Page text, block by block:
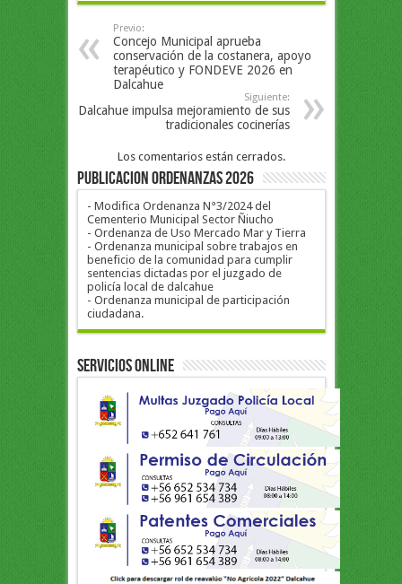
Previo:
Concejo Municipal aprueba
conservación de la costanera, apoyo
terapéutico y FONDEVE 2026 en
Dalcahue
Siguiente:
Dalcahue impulsa mejoramiento de sus
tradicionales cocinerías
Los comentarios están cerrados.
PUBLICACION ORDENANZAS 2026
- Modifica Ordenanza N°3/2024 del
Cementerio Municipal Sector Ñiucho
- Ordenanza de Uso Mercado Mar y Tierra
- Ordenanza municipal sobre trabajos en
beneficio de la comunidad para cumplir
sentencias dictadas por el juzgado de
policía local de dalcahue
- Ordenanza municipal de participación
ciudadana.
Servicios Online